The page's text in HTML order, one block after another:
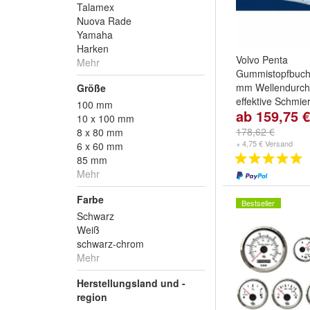
Talamex
Nuova Rade
Yamaha
Harken
Mehr
Größe
100 mm
10 x 100 mm
8 x 80 mm
6 x 60 mm
85 mm
Mehr
Farbe
Schwarz
Weiß
schwarz-chrom
Mehr
Herstellungsland und -
region
Volvo Penta
mm
effektive
30 mm,35 mm
ab 159,75 €
178,62 €
+ 4,75 € Versand
Bestseller